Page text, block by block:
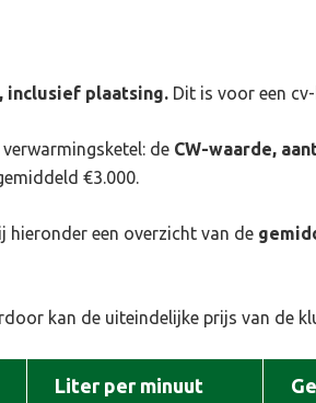
inclusief plaatsing. Dit is voor een
de CW-waarde,
€3.000.
hieronder een overzicht van de
kan de uiteindelijke prijs van de
Liter per minuut